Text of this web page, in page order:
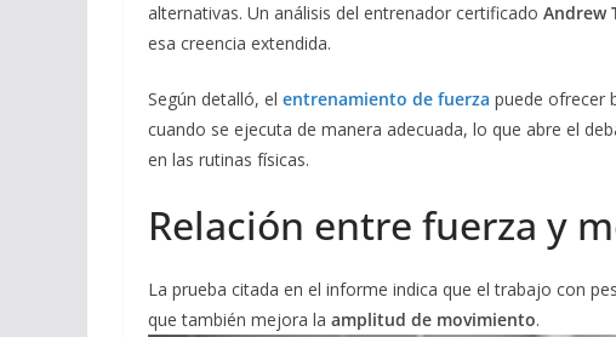
alternativas. Un análisis del entrenador certificado Andrew
esa creencia extendida.
Según detalló, el entrenamiento de fuerza puede ofrecer
cuando se ejecuta de manera adecuada, lo que abre el
en las rutinas físicas.
Relación entre fuerza y
La prueba citada en el informe indica que el trabajo con
que también mejora la amplitud de movimiento.